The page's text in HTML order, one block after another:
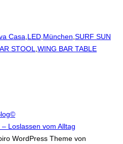
Casa LED München SURF SUN
STOOL WING BAR TABLE
Loslassen vom Alltag
WordPress Theme von